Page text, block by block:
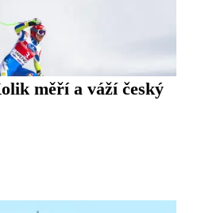
měří a váží český